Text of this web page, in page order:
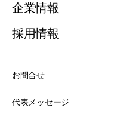
企業情報
採用情報
お問合せ
代表メッセージ